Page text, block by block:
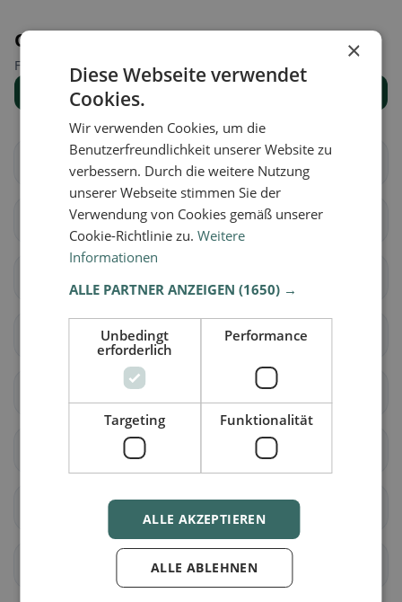
Orte in der Nähe
Finde den passenden Ort für deine Restaurantsuche.
Allmannsweiler Bad Saulgau
Birkhof Bahnstock
Ochsenhausen
Steinhausen an der
Dürnau
Moosburg
Betzenweiler
×
Diese Webseite verwendet
Cookies.
Wir verwenden Cookies, um die
Benutzerfreundlichkeit unserer Website zu
verbessern. Durch die weitere Nutzung
unserer Webseite stimmen Sie der
Verwendung von Cookies gemäß unserer
Cookie-Richtlinie zu.Weitere
Informationen
ALLE PARTNER ANZEIGEN(1650) →
Unbedingt
erforderlich
Performance
Targeting Funktionalität
ALLE AKZEPTIEREN
ALLE ABLEHNEN